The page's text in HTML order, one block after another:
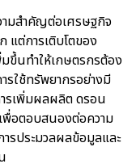
มสำคัญต่อเศรษฐกิจ
แต่การเติบโตของ
มขึ้นทำให้เกษตรกรต้อง
รใช้ทรัพยากรอย่างมี
รเพิ่มผลผลิต ดรอน
พื่อตอบสนองต่อความ
ารประมวลผลข้อมูลและ